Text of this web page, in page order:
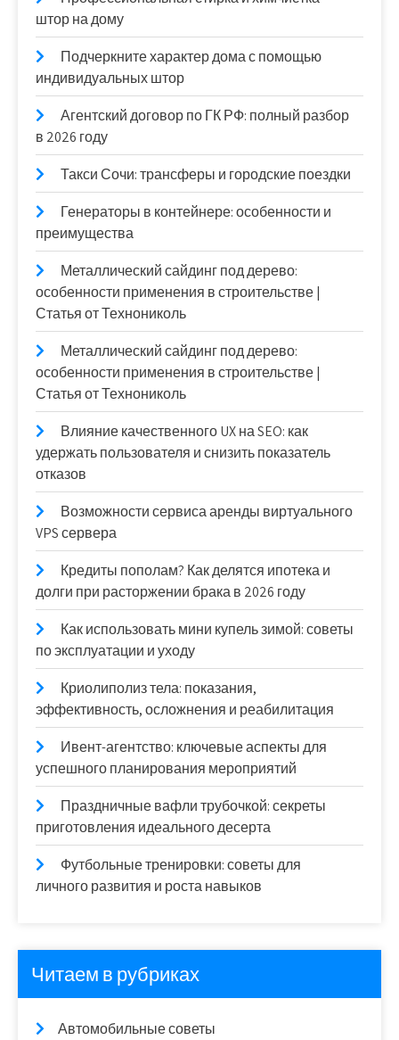
штор на дому
Подчеркните характер дома с помощью
индивидуальных штор
Агентский договор по ГК РФ: полный разбор
в 2026 году
Такси Сочи: трансферы и городские поездки
Генераторы в контейнере: особенности и
преимущества
Металлический сайдинг под дерево:
особенности применения в строительстве |
Статья от Технониколь
Металлический сайдинг под дерево:
особенности применения в строительстве |
Статья от Технониколь
Влияние качественного UX на SEO: как
удержать пользователя и снизить показатель
отказов
Возможности сервиса аренды виртуального
VPS сервера
Кредиты пополам? Как делятся ипотека и
долги при расторжении брака в 2026 году
Как использовать мини купель зимой: советы
по эксплуатации и уходу
Криолиполиз тела: показания,
эффективность, осложнения и реабилитация
Ивент-агентство: ключевые аспекты для
успешного планирования мероприятий
Праздничные вафли трубочкой: секреты
приготовления идеального десерта
Футбольные тренировки: советы для
личного развития и роста навыков
Читаем в рубриках
Автомобильные советы